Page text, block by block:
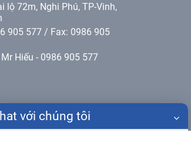
lộ 72m, Nghi Phú, TP-Vinh,
905 577 / Fax: 0986 905
Hiếu - 0986 905 577
nhận bản tin
với chúng tôi